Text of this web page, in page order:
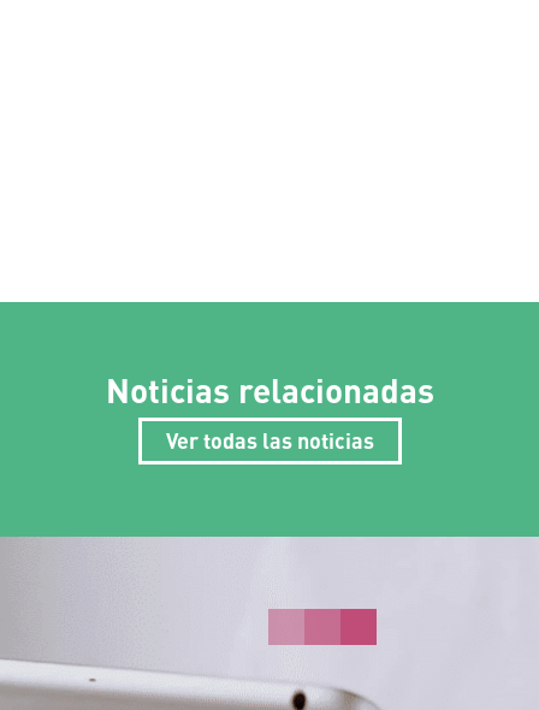
Noticias relacionadas
Ver todas las noticias